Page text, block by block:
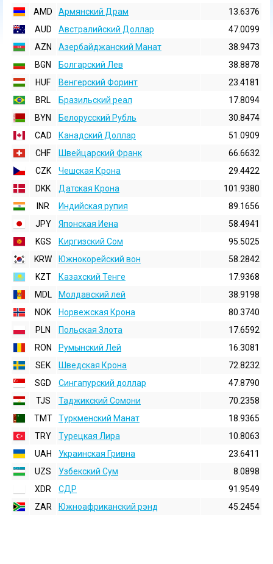
AMD
Армянский Драм
13.6376
AUD
Австралийский Доллар
47.0099
AZN
Азербайджанский Манат
38.9473
BGN
Болгарский Лев
38.8878
HUF
Венгерский Форинт
23.4181
BRL
Бразильский реал
17.8094
BYN
Белорусский Рубль
30.8474
CAD
Канадский Доллар
51.0909
CHF
Швейцарский Франк
66.6632
CZK
Чешская Крона
29.4422
DKK
Датская Крона
101.9380
INR
Индийская pупия
89.1656
JPY
Японская Иена
58.4941
KGS
Киргизский Сом
95.5025
KRW
Южнокорейский вон
58.2842
KZT
Казахский Тенге
17.9368
MDL
Молдавский лей
38.9198
NOK
Норвежская Крона
80.3740
PLN
Польская Злота
17.6592
RON
Румынский Лей
16.3081
SEK
Шведская Крона
72.8232
SGD
Сингапурский доллар
47.8790
TJS
Таджикский Сомони
70.2358
TMT
Туркменский Манат
18.9365
TRY
Турецкая Лира
10.8063
UAH
Украинская Гривна
23.6411
UZS
Узбекский Сум
8.0898
XDR
СДР
91.9549
ZAR
Южноафриканский рэнд 45.2454